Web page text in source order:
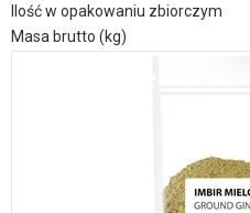
Ilość w opakowaniu zbiorczym
Masa brutto (kg)